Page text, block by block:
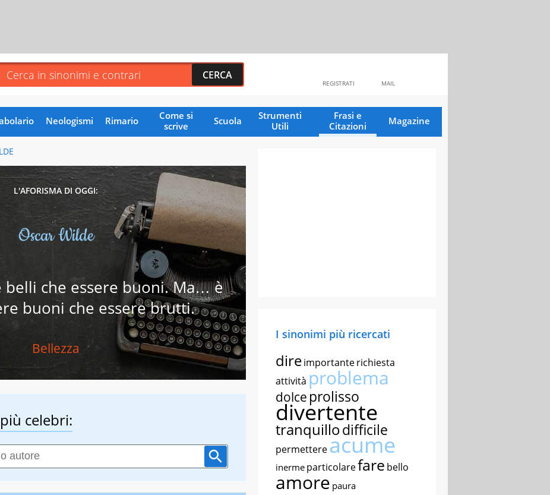
MAIL
REGISTRATI
Neologismi Rimario
Come si
scrive
Scuola
Strumenti
Utili
Frasi e
Citazioni
Magazine
L'AFORISMA DI OGGI:
Oscar Wilde
belli che essere buoni. Ma… è
buoni che essere brutti.
Bellezza
celebri:
I sinonimi più ricercati
direimportanterichiesta
attività problema
dolce prolisso
divertente
tranquillodifficile
permettereacume
inerme particolarefare bello
amore paura